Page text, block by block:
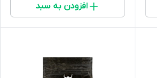
افزودن به سبد